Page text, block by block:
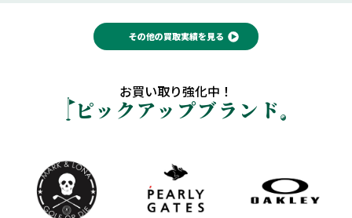
その他の買取実績を見る
お買い取り強化中！
ピックアップブランド